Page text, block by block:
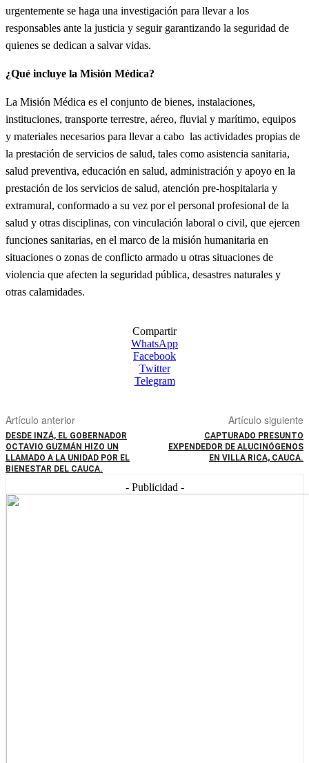
urgentemente se haga una investigación para llevar a los
responsables ante la justicia y seguir garantizando la seguridad de
quienes se dedican a salvar vidas.
¿Qué incluye la Misión Médica?
La Misión Médica es el conjunto de bienes, instalaciones,
instituciones, transporte terrestre, aéreo, fluvial y marítimo, equipos
y materiales necesarios para llevar a cabo las actividades propias de
la prestación de servicios de salud, tales como asistencia sanitaria,
salud preventiva, educación en salud, administración y apoyo en la
prestación de los servicios de salud, atención pre-hospitalaria y
extramural, conformado a su vez por el personal profesional de la
salud y otras disciplinas, con vinculación laboral o civil, que ejercen
funciones sanitarias, en el marco de la misión humanitaria en
situaciones o zonas de conflicto armado u otras situaciones de
violencia que afecten la seguridad pública, desastres naturales y
otras calamidades.
Compartir
WhatsApp
Facebook
Twitter
Telegram
Artículo anterior
DESDE INZÁ, EL GOBERNADOR
OCTAVIO GUZMÁN HIZO UN
LLAMADO A LA UNIDAD POR EL
BIENESTAR DEL CAUCA.
Artículo siguiente
CAPTURADO PRESUNTO
EXPENDEDOR DE ALUCINÓGENOS
EN VILLA RICA, CAUCA.
- Publicidad -